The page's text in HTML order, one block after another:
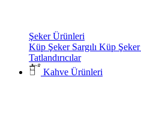
Şeker Ürünleri
Küp Şeker Sargılı Küp Şeker
Tatlandırıcılar
Kahve Ürünleri